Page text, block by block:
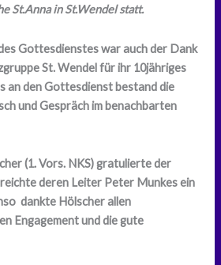
St.Anna in St.Wendel statt.
Gottesdienstes war auch der Dank
St. Wendel für ihr 10jähriges
an den Gottesdienst bestand die
und Gespräch im benachbarten
(1. Vors. NKS) gratulierte der
deren Leiter Peter Munkes ein
dankte Hölscher allen
Engagement und die gute